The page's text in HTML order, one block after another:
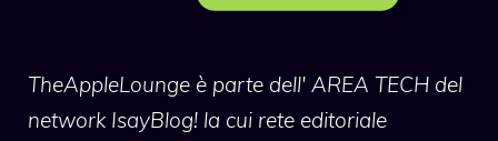
TheAppleLounge è parte dell' AREA TECH del
network IsayBlog! la cui rete editoriale